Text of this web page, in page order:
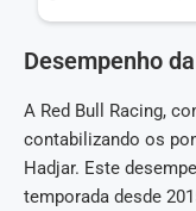
Desempenho
A Red Bull Racing,
contabilizando os
Hadjar. Este
temporada desde